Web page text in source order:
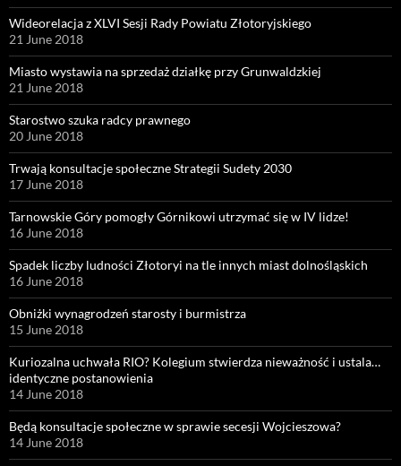
Wideorelacja z XLVI Sesji Rady Powiatu Złotoryjskiego
21 June 2018
Miasto wystawia na sprzedaż działkę przy Grunwaldzkiej
21 June 2018
Starostwo szuka radcy prawnego
20 June 2018
Trwają konsultacje społeczne Strategii Sudety 2030
17 June 2018
Tarnowskie Góry pomogły Górnikowi utrzymać się w IV lidze!
16 June 2018
Spadek liczby ludności Złotoryi na tle innych miast dolnośląskich
16 June 2018
Obniżki wynagrodzeń starosty i burmistrza
15 June 2018
Kuriozalna uchwała RIO? Kolegium stwierdza nieważność i ustala…
identyczne postanowienia
14 June 2018
Będą konsultacje społeczne w sprawie secesji Wojcieszowa?
14 June 2018